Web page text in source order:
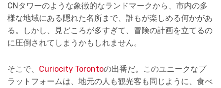
CNタワーのような象徴的なランドマークから、市内の多
様な地域にある隠れた名所まで、誰もが楽しめる何かがあ
る。しかし、見どころが多すぎて、冒険の計画を立てるの
に圧倒されてしまうかもしれません。
そこで、 Curiocity Torontoの出番だ。このユニークなプ
ラットフォームは、地元の人も観光客も同じように、食べ